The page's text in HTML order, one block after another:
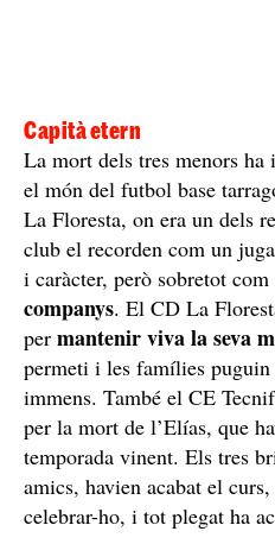
Capità etern
La mort dels tres menors ha
el món del futbol base
La Floresta, on era un dels
club el recorden com un
i caràcter, però sobretot com
companys. El CD La
per mantenir viva la seva
permeti i les famílies
immens. També el CE
per la mort de l’Elías, que
temporada vinent. Els tres
amics, havien acabat el
celebrar-ho, i tot plegat ha